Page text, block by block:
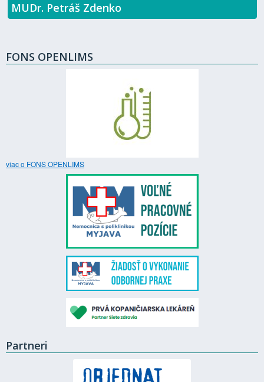
MUDr. Petráš Zdenko
FONS OPENLIMS
viac o FONS OPENLIMS
Partneri